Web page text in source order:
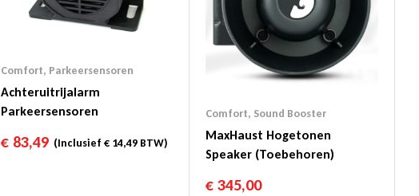
Comfort, Parkeersensoren
Achteruitrijalarm
Parkeersensoren
€83,49(Inclusief €14,49BTW)
Comfort, Sound Booster
MaxHaust Hogetonen
Speaker (toebehoren)
€ 345,00